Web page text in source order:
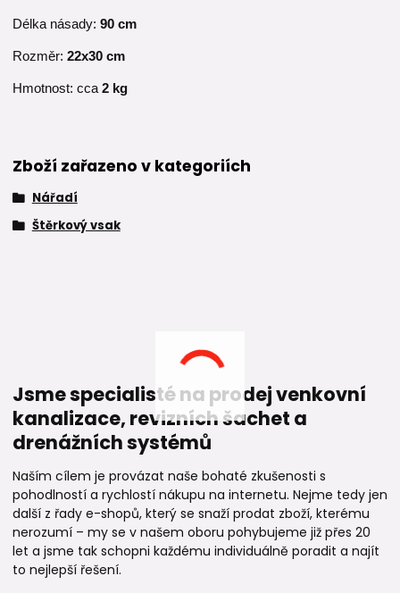
Délka násady: 90 cm
Rozměr: 22x30 cm
Hmotnost: cca 2 kg
Zboží zařazeno v kategoriích
Nářadí
Štěrkový vsak
Jsme specialisté na prodej venkovní
kanalizace, revizních šachet a
drenážních systémů
Naším cílem je provázat naše bohaté zkušenosti s
pohodlností a rychlostí nákupu na internetu. Nejme tedy jen
další z řady e-shopů, který se snaží prodat zboží, kterému
nerozumí – my se v našem oboru pohybujeme již přes 20
let a jsme tak schopni každému individuálně poradit a najít
to nejlepší řešení.